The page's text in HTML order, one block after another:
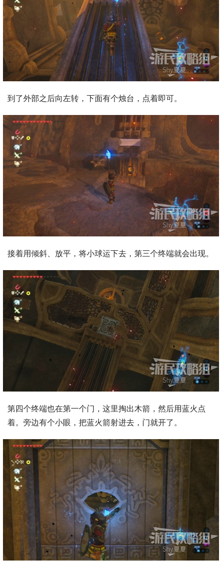
到了外部之后向左转，下面有个烛台，点着即可。
接着用倾斜、放平，将小球运下去，第三个终端就会出现。
第四个终端也在第一个门，这里掏出木箭，然后用蓝火点
着。旁边有个小眼，把蓝火箭射进去，门就开了。